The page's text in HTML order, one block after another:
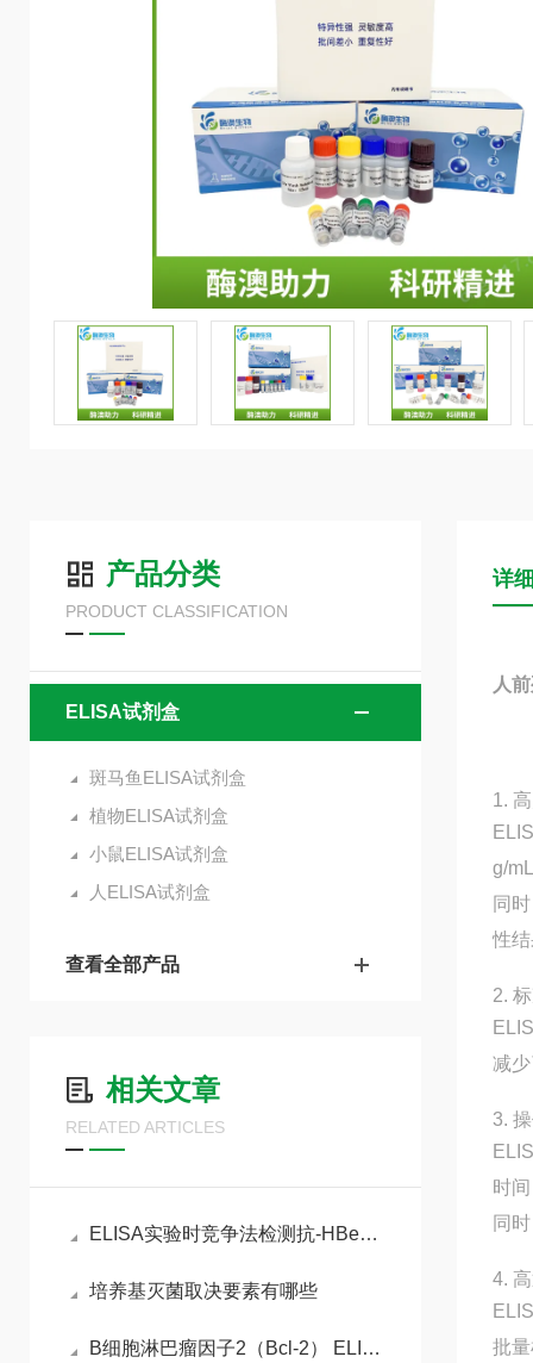
产品分类
PRODUCT CLASSIFICATION
ELISA试剂盒
斑马鱼ELISA试剂盒
植物ELISA试剂盒
小鼠ELISA试剂盒
人ELISA试剂盒
查看全部产品
相关文章
RELATED ARTICLES
ELISA实验时竞争法检测抗-HBe实验原理
培养基灭菌取决要素有哪些
B细胞淋巴瘤因子2（Bcl-2） ELISA检测试剂盒的检测原理
详
人
1.
g/
同
性
2.
减
3.
时
同
4.
批